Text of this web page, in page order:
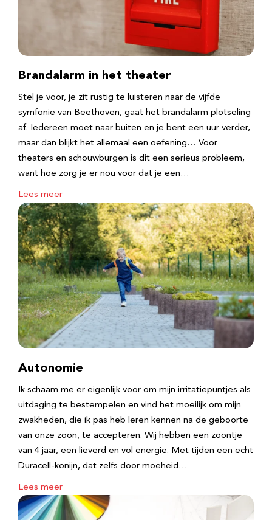
Brandalarm in het theater
Stel je voor, je zit rustig te luisteren naar de vijfde
symfonie van Beethoven, gaat het brandalarm plotseling
af. Iedereen moet naar buiten en je bent een uur verder,
maar dan blijkt het allemaal een oefening… Voor
theaters en schouwburgen is dit een serieus probleem,
want hoe zorg je er nou voor dat je een…
Lees meer
Autonomie
Ik schaam me er eigenlijk voor om mijn irritatiepuntjes als
uitdaging te bestempelen en vind het moeilijk om mijn
zwakheden, die ik pas heb leren kennen na de geboorte
van onze zoon, te accepteren. Wij hebben een zoontje
van 4 jaar, een lieverd en vol energie. Met tijden een echt
Duracell-konijn, dat zelfs door moeheid…
Lees meer